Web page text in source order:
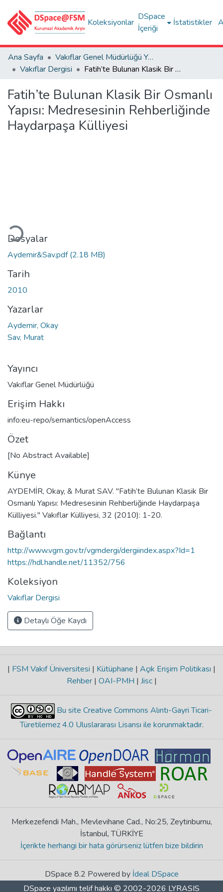
Koleksiyonlar
DSpace
İçeriği
İstatistikler
Ana Sayfa
Vakıflar Genel Müdürlüğü Yayınları
Vakıflar Dergisi
Fatih’te Bulunan Klasik Bir Osmanlı Yapısı: Medresesinin Rehberliğinde Haydarpaşa Külliyesi
Fatih’te Bulunan Klasik Bir Osmanlı
Yapısı: Medresesinin Rehberliğinde
Haydarpaşa Külliyesi
Dosyalar
Aydemir&Sav.pdf(2.18 MB)
Tarih
2010
Yazarlar
Aydemir, Okay
Sav, Murat
Yayıncı
Vakıflar Genel Müdürlüğü
Erişim Hakkı
info:eu-repo/semantics/openAccess
Özet
[No Abstract Available]
Künye
AYDEMİR, Okay, & Murat SAV. "Fatih’te Bulunan Klasik Bir
Osmanlı Yapısı: Medresesinin Rehberliğinde Haydarpaşa
Külliyesi." Vakıflar Külliyesi, 32 (2010): 1-20.
Bağlantı
http://www.vgm.gov.tr/vgmdergi/dergiindex.aspx?Id=1
https://hdl.handle.net/11352/756
Koleksiyon
Vakıflar Dergisi
Detaylı Öğe Kaydı
| FSM Vakıf Üniversitesi | Kütüphane | Açık Erişim Politikası |
Rehber | OAI-PMH | Jisc |
Bu site Creative Commons Alıntı-Gayri Ticari-
Türetilemez 4.0 Uluslararası Lisansı ile korunmaktadır.
Merkezefendi Mah., Mevlevihane Cad., No:25, Zeytinburnu,
İstanbul, TÜRKİYE
İçerikte herhangi bir hata görürseniz lütfen bize bildirin
DSpace 8.2 Powered by İdeal DSpace
DSpace yazılımı telif hakkı © 2002-2026 LYRASIS